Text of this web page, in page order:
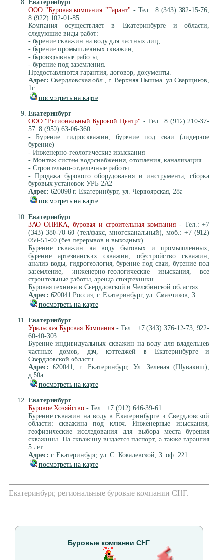
Екатеринбург
ООО "Буровая компания "Гарант" - Тел.: 8 (343) 382-15-76,
8 (922) 102-01-85
Компания осуществляет в Екатеринбурге и области,
следующие виды работ:
- бурение скважин на воду для частных лиц;
- бурение промышленных скважин;
- буровзрывные работы;
- бурение под заземления.
Предоставляются гарантия, договор, документы.
Адрес: Свердловская обл., г. Верхняя Пышма, ул.Сварщиков,
1г.
посмотреть на карте
Екатеринбург
ООО "Региональный Буровой Центр" - Тел.: 8 (912) 210-37-
57; 8 (950) 63-06-360
- Бурение гидроскважин, бурение под сваи (лидерное
бурение)
- Инженерно-геологические изыскания
- Монтаж систем водоснабжения, отопления, канализации
- Строительно-отделочные работы
- Продажа бурового оборудования и инструмента, сборка
буровых установок УРБ 2А2
Адрес: 620098 г. Екатеринбург, ул. Черноярская, 28а
посмотреть на карте
Екатеринбург
ЗАО ОНИКА, буровая и строительная компания - Тел.: +7
(343) 380-70-60 (тел/факс, многоканальный), моб.: +7 (912)
050-51-00 (без перерывов и выходных)
Бурение скважин на воду бытовых и промышленных,
бурение артезианских скважин, обустройство скважин,
анализ воды, гидрогеология, бурение под сваи, бурение под
заземление, инженерно-геологические изыскания, все
строительные работы, аренда спецтехники.
Буровая техника в Свердловской и Челябинской областях
Адрес: 620041 Россия, г. Екатеринбург, ул. Смазчиков, 3
посмотреть на карте
Екатеринбург
Уральская Буровая Компания- Тел.: +7 (343) 376-12-73, 922-
60-40-303
Бурение индивидуальных скважин на воду для владельцев
частных домов, дач, коттеджей в Екатеринбурге и
Свердловской области
Адрес: 620041, г. Екатеринбург, Ул. Зеленая (Шувакиш),
д.50а
посмотреть на карте
Екатеринбург
Буровое Хозяйство- Тел.: +7 (912) 646-39-61
Бурение скважин на воду в Екатеринбурге и Свердловской
области: скважина под ключ. Инженерные изыскания,
геофизические исследования для выбора места бурения
скважины. На скважину выдается паспорт, а также гарантия
5 лет.
Адрес: г. Екатеринбург, ул. С. Ковалевской, 3, оф. 221
посмотреть на карте
Екатеринбург, региональные буровые компании СНГ.
Буровые компании СНГ